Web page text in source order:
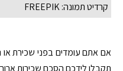
קרדיט תמונה: FREEPIK
אם אתם עומדים בפני שכירת